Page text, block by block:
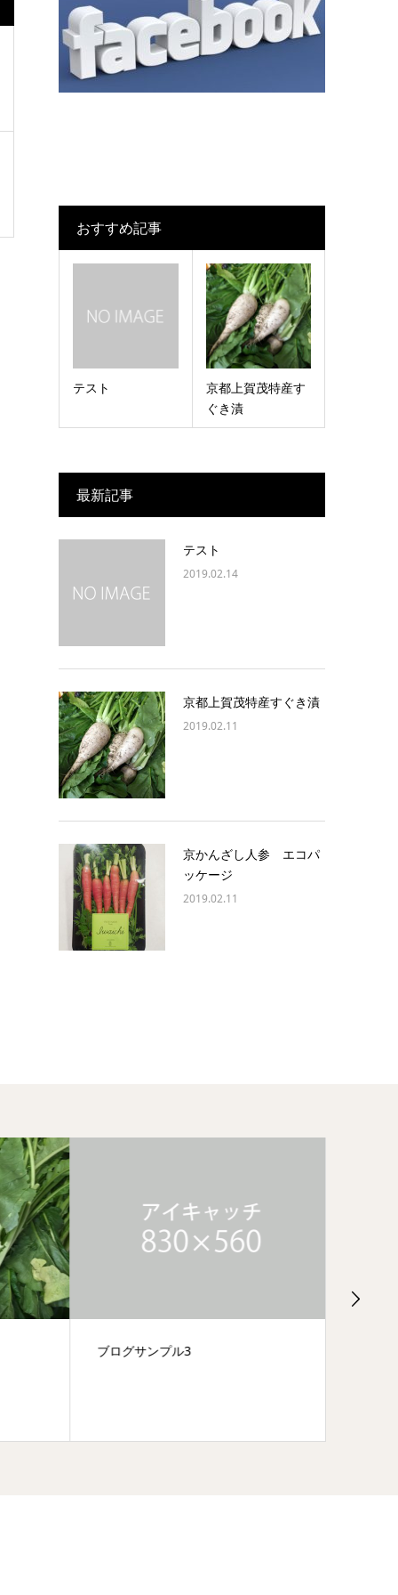
おすすめ記事
テスト
京都上賀茂特産す
ぐき漬
最新記事
テスト
2019.02.14
京都上賀茂特産すぐき漬
2019.02.11
京かんざし人参 エコパ
ッケージ
2019.02.11
ブログサンプル3